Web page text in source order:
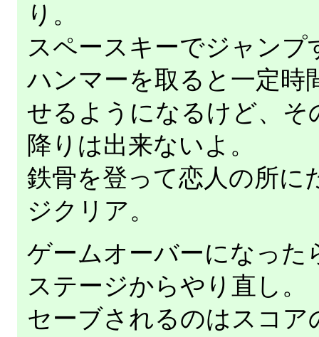
り。
スペースキーでジャンプ
ハンマーを取ると一定時
せるようになるけど、そ
降りは出来ないよ。
鉄骨を登って恋人の所に
ジクリア。
ゲームオーバーになった
ステージからやり直し。
セーブされるのはスコア